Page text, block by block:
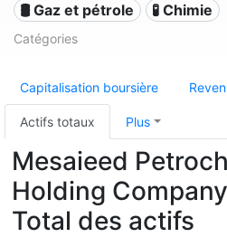
🛢 Gaz et pétrole 🧪 Chimie
Catégories
Capitalisation boursière
Actifs totaux Plus
Mesaieed
Holding
Total des actifs